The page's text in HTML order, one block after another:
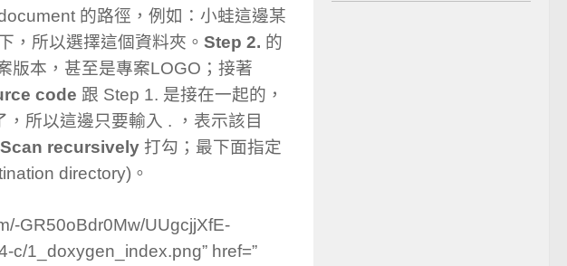
的路徑，例如：小蛙這邊某
，所以選擇這個資料夾。 Step 2. 的
版本，甚至是專案LOGO；接著
code 跟 Step 1. 是接在一起的，
所以這邊只要輸入 . ，表示該目
Scan recursively 打勾；最下面指定
directory)。
GR50oBdr0Mw/UUgcjjXfE-
c/1_doxygen_index.png” href=”